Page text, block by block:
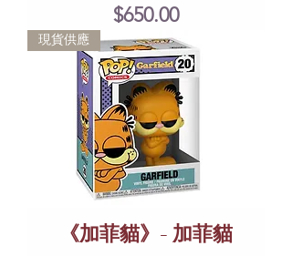
Price
$650.00
現貨供應
《加菲貓》- 加菲貓